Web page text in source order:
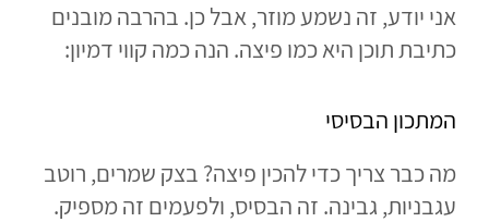
אני יודע, זה נשמע מוזר, אבל כן. בהרבה מובנים
כתיבת תוכן היא כמו פיצה. הנה כמה קווי דמיון:
המתכון הבסיסי
מה כבר צריך כדי להכין פיצה? בצק שמרים, רוטב
עגבניות, גבינה. זה הבסיס, ולפעמים זה מספיק.